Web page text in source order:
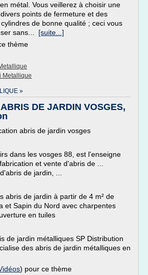
métal. Vous veillerez à choisir une
points de fermeture et des
de bonne qualité ; ceci vous
sans... [suite...]
thème
Metallique
»
DE JARDIN VOSGES,
abris de jardin vosges
dans les vosges 88, est l'enseigne
et vente d'abris de ...
de jardin, ...
abris de jardin à partir de 4 m² de
et Sapin du Nord avec charpentes
en tuiles
de jardin métalliques SP Distribution
des abris de jardin métalliques en
) pour ce thème